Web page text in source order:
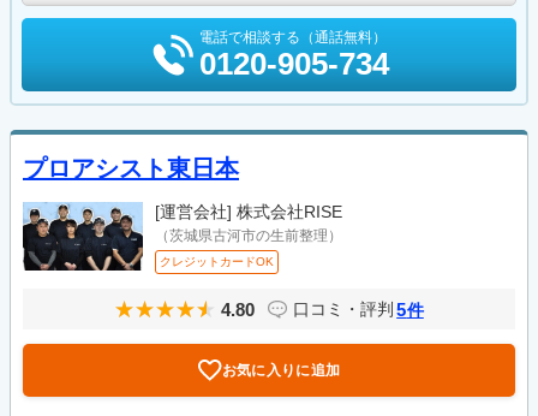
電話で相談する（通話無料）
0120-905-734
プロアシスト東日本
[運営会社] 株式会社RISE
（茨城県古河市の生前整理）
クレジットカードOK
4.80 口コミ・評判 5件
お気に入りに追加